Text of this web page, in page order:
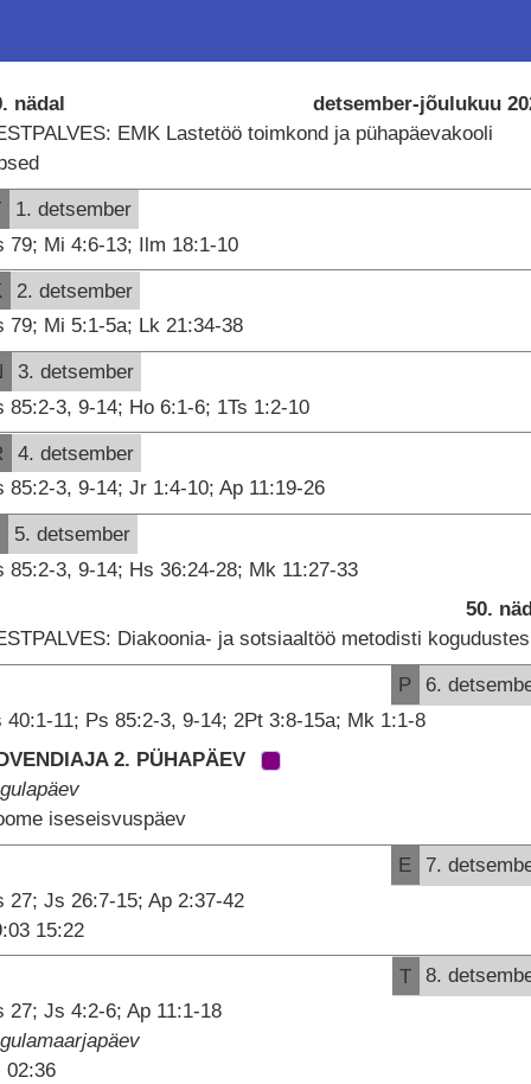
nädal
detsember-jõulukuu
EMK Lastetöö toimkond ja pühapäevakooli
1. detsember
79; Mi 4:6-13; Ilm 18:1-10
2. detsember
79; Mi 5:1-5a; Lk 21:34-38
3. detsember
85:2-3, 9-14; Ho 6:1-6; 1Ts 1:2-10
4. detsember
85:2-3, 9-14; Jr 1:4-10; Ap 11:19-26
5. detsember
85:2-3, 9-14; Hs 36:24-28; Mk 11:27-33
50.
Diakoonia- ja sotsiaaltöö metodisti kogudustes
P
6.
40:1-11; Ps 85:2-3, 9-14; 2Pt 3:8-15a; Mk 1:1-8
2. PÜHAPÄEV
iseseisvuspäev
E
7.
27; Js 26:7-15; Ap 2:37-42
15:22
T
8.
27; Js 4:2-6; Ap 11:1-18
02:36